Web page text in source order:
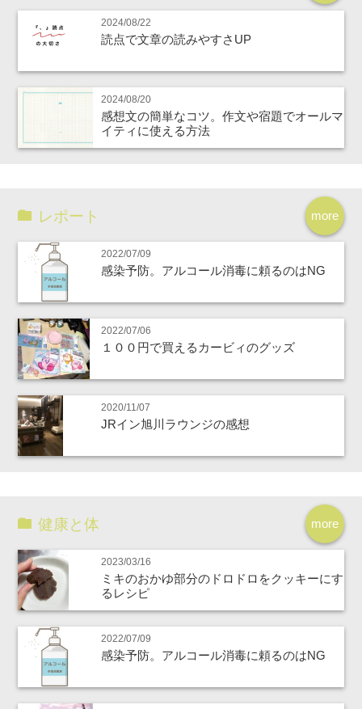
2024/08/22
読点で文章の読みやすさUP
2024/08/20
感想文の簡単なコツ。作文や宿題でオールマ
イティに使える方法
more
レポート
2022/07/09
感染予防。アルコール消毒に頼るのはNG
2022/07/06
１００円で買えるカービィのグッズ
2020/11/07
JRイン旭川ラウンジの感想
more
健康と体
2023/03/16
ミキのおかゆ部分のドロドロをクッキーにす
るレシピ
2022/07/09
感染予防。アルコール消毒に頼るのはNG